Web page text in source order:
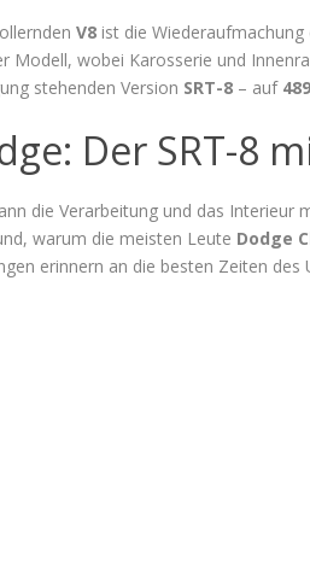
V8 ist die Wiederaufmachung
Modell, wobei Karosserie und
stehenden Version SRT-8 – auf
Der SRT-8
die Verarbeitung und das Interieur
warum die meisten Leute Dodge
erinnern an die besten Zeiten des